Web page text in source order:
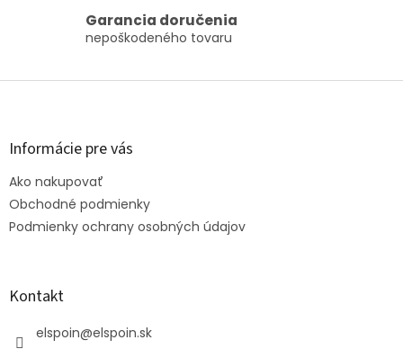
r
v
k
v
Garancia doručenia
nepoškodeného tovaru
Z
Informácie pre vás
Ako nakupovať
Obchodné podmienky
Podmienky ochrany osobných údajov
Kontakt
elspoin@elspoin.sk